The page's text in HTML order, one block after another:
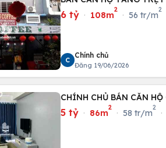
6 tỷ · 108m
2
· 56 tr/m
2
C
Chính chủ
Đăng 19/06/2026
CHÍNH CHỦ
5 tỷ · 86m
2
· 58 tr/m
2
·